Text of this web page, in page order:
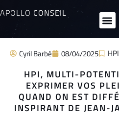
APOLLO CONSEIL
Cyril Barbé 08/04/2025 HPI
HPI, MULTI-
EXPRIMER VOS
QUAND ON EST
INSPIRANT DE JEAN-